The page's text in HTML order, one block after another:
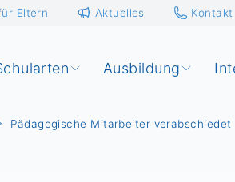
Eltern Aktuelles Kontakt
Ausbildung
Pädagogische Mitarbeiter verabschiedet